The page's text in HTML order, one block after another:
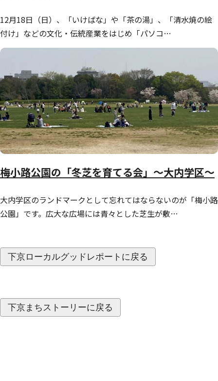
12月18日（日）、「いけばな」や「茶の湯」、「清水焼の絵
付け」などの文化・伝統産業をはじめ「パソコ…
梅小路公園の「冬芝を育てる会」～大内学区～
大内学区のランドマークとして忘れてはならないのが「梅小路
公園」です。広大な広場には青々とした芝生が敷…
下京ローカルグッドレポートに戻る
下京まちストーリーに戻る